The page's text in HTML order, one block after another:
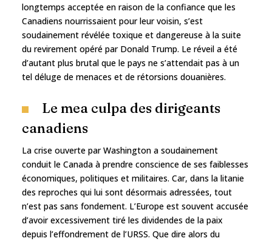
longtemps acceptée en raison de la confiance que les
Canadiens nourrissaient pour leur voisin, s’est
soudainement révélée toxique et dangereuse à la suite
du revirement opéré par Donald Trump. Le réveil a été
d’autant plus brutal que le pays ne s’attendait pas à un
tel déluge de menaces et de rétorsions douanières.
Le mea culpa des dirigeants
canadiens
La crise ouverte par Washington a soudainement
conduit le Canada à prendre conscience de ses faiblesses
économiques, politiques et militaires. Car, dans la litanie
des reproches qui lui sont désormais adressées, tout
n’est pas sans fondement. L’Europe est souvent accusée
d’avoir excessivement tiré les dividendes de la paix
depuis l’effondrement de l’URSS. Que dire alors du